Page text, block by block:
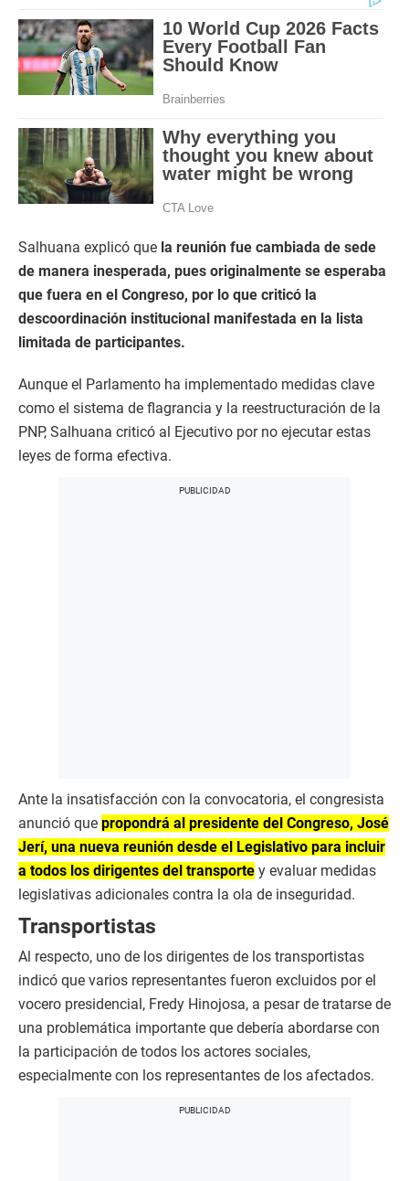
Salhuana explicó que la reunión fue cambiada de sede
de manera inesperada, pues originalmente se esperaba
que fuera en el Congreso, por lo que criticó la
descoordinación institucional manifestada en la lista
limitada de participantes.
Aunque el Parlamento ha implementado medidas clave
como el sistema de flagrancia y la reestructuración de la
PNP, Salhuana criticó al Ejecutivo por no ejecutar estas
leyes de forma efectiva.
Ante la insatisfacción con la convocatoria, el congresista
anunció que propondrá al presidente del Congreso, José
Jerí, una nueva reunión desde el Legislativo para incluir
a todos los dirigentes del transporte y evaluar medidas
legislativas adicionales contra la ola de inseguridad.
Transportistas
Al respecto, uno de los dirigentes de los transportistas
indicó que varios representantes fueron excluidos por el
vocero presidencial, Fredy Hinojosa, a pesar de tratarse de
una problemática importante que debería abordarse con
la participación de todos los actores sociales,
especialmente con los representantes de los afectados.